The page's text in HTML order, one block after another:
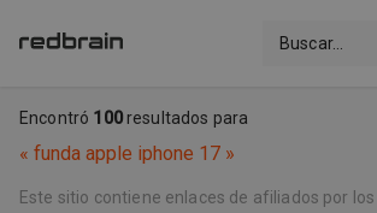
Buscar...
Encontró 100resultados para
« funda apple iphone 17 »
Este sitio contiene enlaces de afiliados por